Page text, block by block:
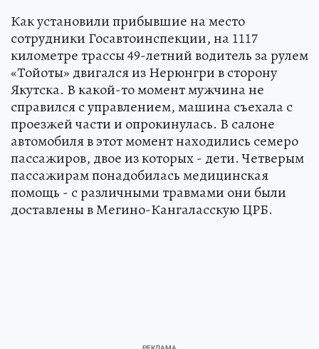
Как установили прибывшие на место
сотрудники Госавтоинспекции, на 1117
километре трассы 49-летний водитель за рулем
«Тойоты» двигался из Нерюнгри в сторону
Якутска. В какой-то момент мужчина не
справился с управлением, машина съехала с
проезжей части и опрокинулась. В салоне
автомобиля в этот момент находились семеро
пассажиров, двое из которых - дети. Четверым
пассажирам понадобилась медицинская
помощь - с различными травмами они были
доставлены в Мегино-Кангаласскую ЦРБ.